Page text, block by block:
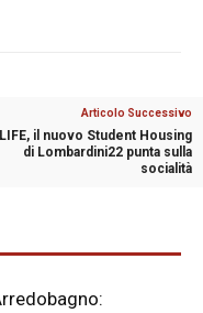
Articolo Successivo
il nuovo Student Housing
di Lombardini22 punta sulla
socialità